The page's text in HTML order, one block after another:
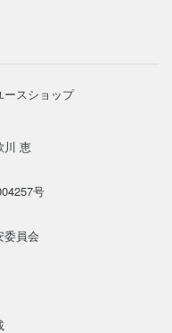
ースショップ
川 恵
号
委員会